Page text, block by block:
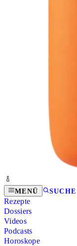
MENÜ SUCHE
Rezepte
Dossiers
Videos
Podcasts
Horoskope